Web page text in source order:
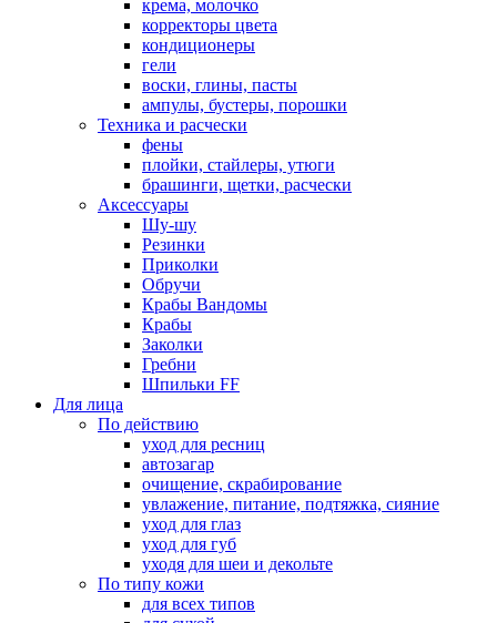
крема, молочко
корректоры цвета
кондиционеры
гели
воски, глины, пасты
ампулы, бустеры, порошки
Техника и расчески
фены
плойки, стайлеры, утюги
брашинги, щетки, расчески
Аксессуары
Шу-шу
Резинки
Приколки
Обручи
Крабы Вандомы
Крабы
Заколки
Гребни
Шпильки FF
Для лица
По действию
уход для ресниц
автозагар
очищение, скрабирование
увлажение, питание, подтяжка, сияние
уход для глаз
уход для губ
уходя для шеи и декольте
По типу кожи
для всех типов